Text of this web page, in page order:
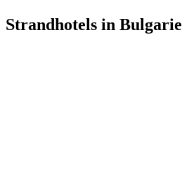
Strandhotels in